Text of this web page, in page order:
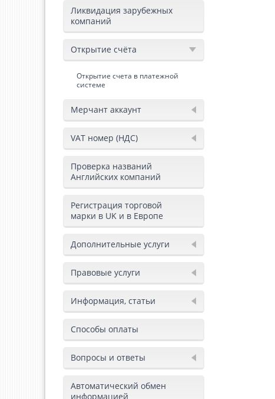
Ликвидация зарубежных
компаний
Открытие счёта
Открытие счета в платежной
системе
Мерчант аккаунт
VAT номер (НДС)
Проверка названий
Английских компаний
Регистрация торговой
марки в UK и в Европе
Дополнительные услуги
Правовые услуги
Информация, статьи
Способы оплаты
Вопросы и ответы
Автоматический обмен
информацией